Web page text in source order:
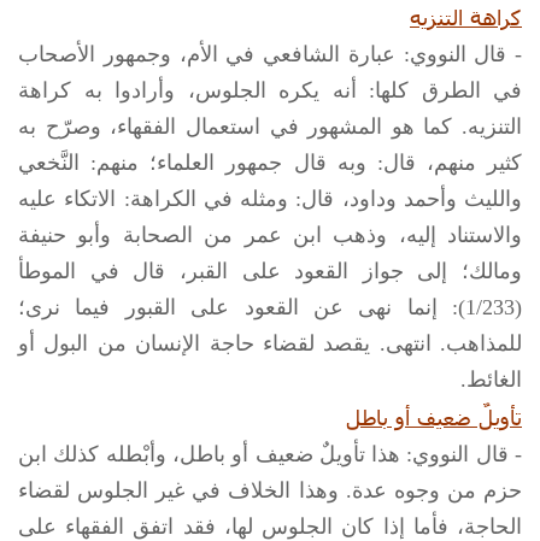
كراهة التنزيه
- قال النووي: عبارة الشافعي في الأم، وجمهور الأصحاب
في الطرق كلها: أنه يكره الجلوس، وأرادوا به كراهة
التنزيه. كما هو المشهور في استعمال الفقهاء، وصرّح به
كثير منهم، قال: وبه قال جمهور العلماء؛ منهم: النَّخعي
والليث وأحمد وداود، قال: ومثله في الكراهة: الاتكاء عليه
والاستناد إليه، وذهب ابن عمر من الصحابة وأبو حنيفة
ومالك؛ إلى جواز القعود على القبر، قال في الموطأ
(1/233): إنما نهى عن القعود على القبور فيما نرى؛
للمذاهب. انتهى. يقصد لقضاء حاجة الإنسان من البول أو
الغائط.
تأويلٌ ضعيف أو باطل
- قال النووي: هذا تأويلٌ ضعيف أو باطل، وأبْطله كذلك ابن
حزم من وجوه عدة. وهذا الخلاف في غير الجلوس لقضاء
الحاجة، فأما إذا كان الجلوس لها، فقد اتفق الفقهاء على